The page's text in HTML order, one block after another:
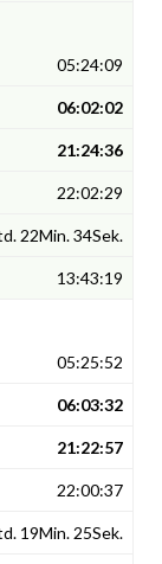
05:24:09
06:02:02
21:24:36
22:02:29
22Min. 34Sek.
13:43:19
05:25:52
06:03:32
21:22:57
22:00:37
19Min. 25Sek.